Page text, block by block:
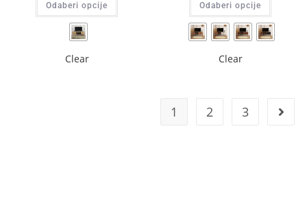
Odaberi opcije
Clear
Odaberi opcije
Clear
1 2 3